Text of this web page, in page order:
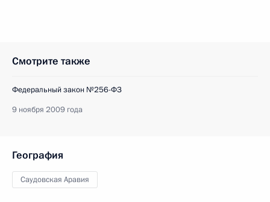
Смотрите также
Федеральный закон №256-ФЗ
9 ноября 2009 года
География
Саудовская Аравия